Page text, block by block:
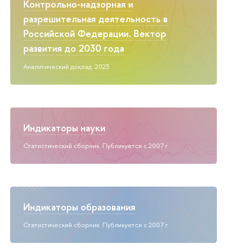
Контрольно-надзорная и
разрешительная деятельность в
Российской Федерации. Вектор
развития до 2030 года
Аналитический доклад. 2023
Индикаторы науки
Статистический сборник. Публикуется с 2007 г.
Индикаторы образования
Статистический сборник. Публикуется с 2007 г.